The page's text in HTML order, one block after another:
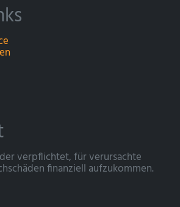
verpflichtet, für verursachte
finanziell aufzukommen.